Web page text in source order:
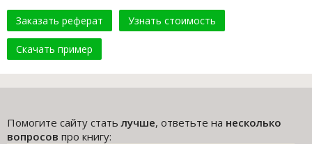
Заказать реферат Узнать стоимость
Скачать пример
Помогите сайту статьлучше, ответьте на несколько
вопросов про книгу: